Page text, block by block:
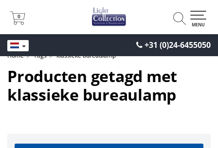
+31 (0)24-6455050
0
0
MENU
Home Tags klassieke bureaulamp
Producten getagd met
klassieke bureaulamp